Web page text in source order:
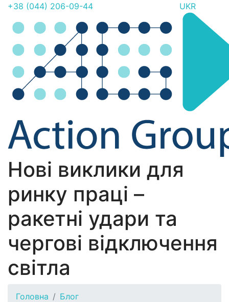
+38 (044) 206-09-44 UKR
Нові виклики для
ринку праці –
ракетні удари та
чергові відключення
світла
Головна
Блог